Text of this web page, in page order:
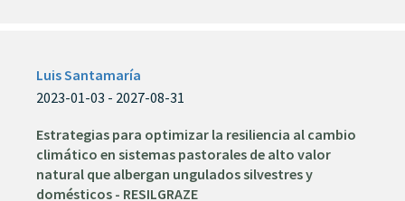
Luis Santamaría
2023-01-03 - 2027-08-31
Estrategias para optimizar la resiliencia al cambio
climático en sistemas pastorales de alto valor
natural que albergan ungulados silvestres y
domésticos - RESILGRAZE